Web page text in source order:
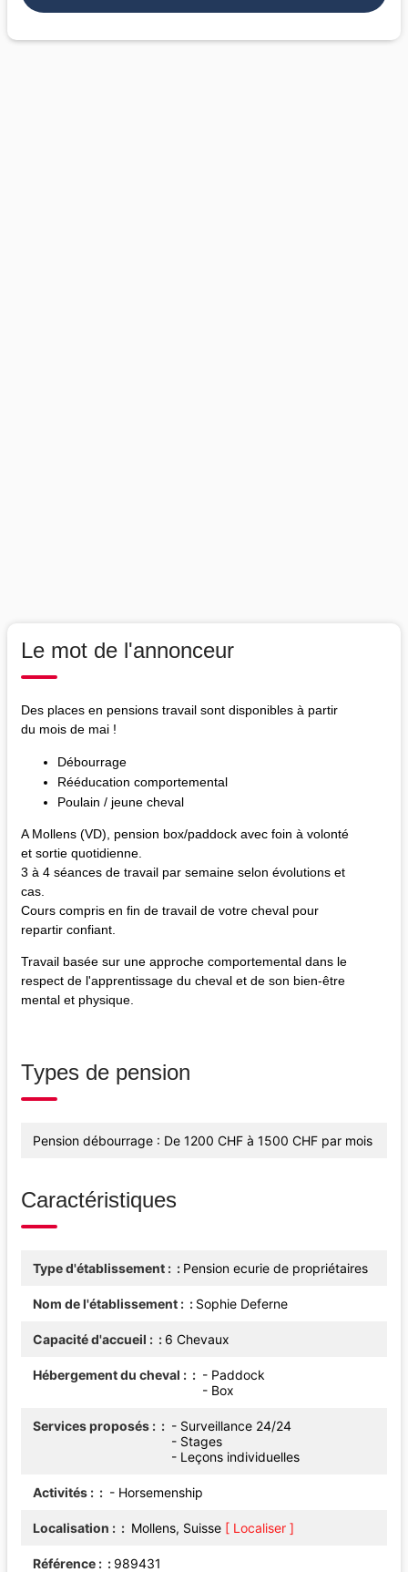
Le mot de l'annonceur
Des places en pensions travail sont disponibles à partir
du mois de mai !
Débourrage
Rééducation comportemental
Poulain / jeune cheval
A Mollens (VD), pension box/paddock avec foin à volonté
et sortie quotidienne.
3 à 4 séances de travail par semaine selon évolutions et
cas.
Cours compris en fin de travail de votre cheval pour
repartir confiant.
Travail basée sur une approche comportemental dans le
respect de l'apprentissage du cheval et de son bien-être
mental et physique.
Types de pension
Pension débourrage : De 1200 CHF à 1500 CHF par mois
Caractéristiques
Type d'établissement : Pension ecurie de propriétaires
Nom de l'établissement : Sophie Deferne
Capacité d'accueil : 6 Chevaux
Hébergement du cheval :
- Paddock
- Box
Services proposés :
- Surveillance 24/24
- Stages
- Leçons individuelles
Activités : - Horsemenship
Localisation : Mollens, Suisse [ Localiser ]
Référence : 989431